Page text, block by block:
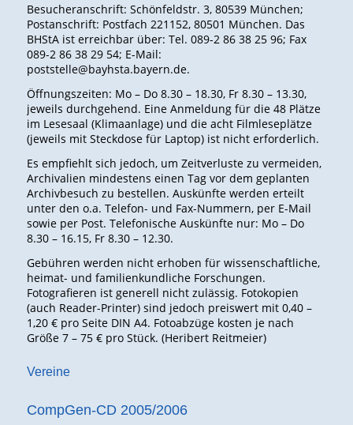
Besucheranschrift: Schönfeldstr. 3, 80539 München;
Postanschrift: Postfach 221152, 80501 München. Das
BHStA ist erreichbar über: Tel. 089-2 86 38 25 96; Fax
089-2 86 38 29 54; E-Mail:
poststelle@bayhsta.bayern.de.
Öffnungszeiten: Mo – Do 8.30 – 18.30, Fr 8.30 – 13.30,
jeweils durchgehend. Eine Anmeldung für die 48 Plätze
im Lesesaal (Klimaanlage) und die acht Filmleseplätze
(jeweils mit Steckdose für Laptop) ist nicht erforderlich.
Es empfiehlt sich jedoch, um Zeitverluste zu vermeiden,
Archivalien mindestens einen Tag vor dem geplanten
Archivbesuch zu bestellen. Auskünfte werden erteilt
unter den o.a. Telefon- und Fax-Nummern, per E-Mail
sowie per Post. Telefonische Auskünfte nur: Mo – Do
8.30 – 16.15, Fr 8.30 – 12.30.
Gebühren werden nicht erhoben für wissenschaftliche,
heimat- und familienkundliche Forschungen.
Fotografieren ist generell nicht zulässig. Fotokopien
(auch Reader-Printer) sind jedoch preiswert mit 0,40 –
1,20 € pro Seite DIN A4. Fotoabzüge kosten je nach
Größe 7 – 75 € pro Stück. (Heribert Reitmeier)
Vereine
CompGen-CD 2005/2006